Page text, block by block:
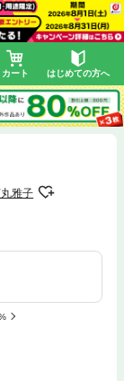
カート はじめての方へ
雅子